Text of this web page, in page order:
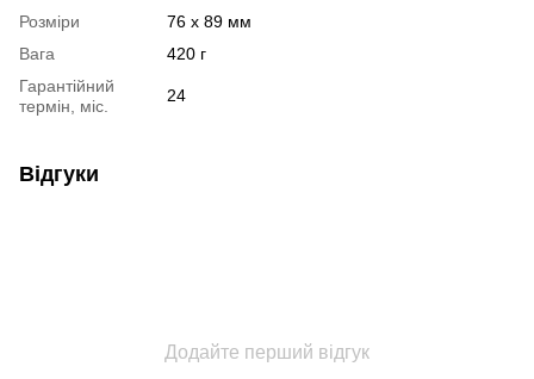
Розміри
76 x 89 мм
Вага
420 г
Гарантійний
термін, міс.
24
Відгуки
Додайте перший відгук